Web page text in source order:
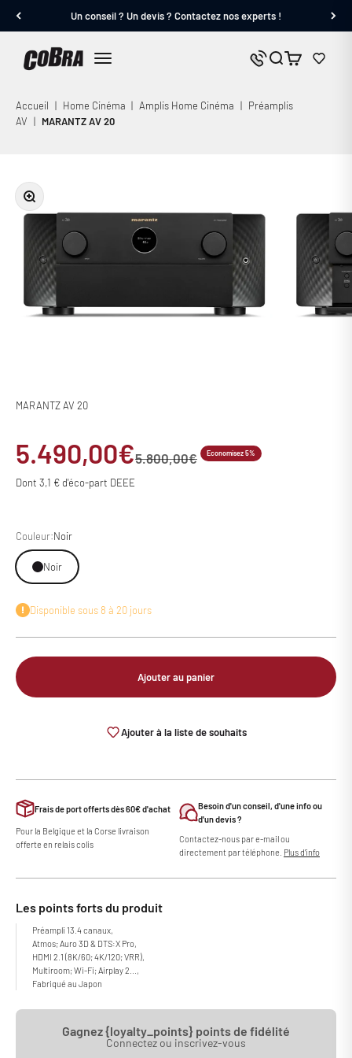
Un conseil ? Un devis ? Contactez nos experts !
Cobra.fr
Nous contacter
Panier
Accueil | Home Cinéma | Amplis Home Cinéma | Préamplis
AV | MARANTZ AV 20
Zoomer sur l'image
MARANTZ AV 20
Prix de vente
5.490,00€Prix normal
5.800,00€ Economisez 5%
Dont 3,1 € d'éco-part DEEE
Couleur:Noir
Noir
Disponible sous 8 à 20 jours
Ajouter au panier
Ajouter à la liste de souhaits
Frais de port offerts dès 60€ d'achat
Pour la Belgique et la Corse livraison
offerte en relais colis
Besoin d'un conseil, d'une info ou
d'un devis ?
Contactez-nous par e-mail ou
directement par téléphone. Plus d'info
Les points forts du produit
Préampli 13.4 canaux,
Atmos; Auro 3D & DTS:X Pro,
HDMI 2.1 (8K/60; 4K/120; VRR),
Multiroom; Wi-Fi; Airplay 2...,
Fabriqué au Japon
Gagnez {loyalty_points} points de fidélité
Connectez ou inscrivez-vous